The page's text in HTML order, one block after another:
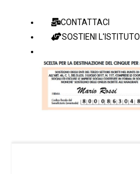
CONTATTACI
SOSTIENI L'ISTITUTO